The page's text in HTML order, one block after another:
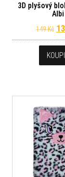
3D plyšový
Albi
149Kč